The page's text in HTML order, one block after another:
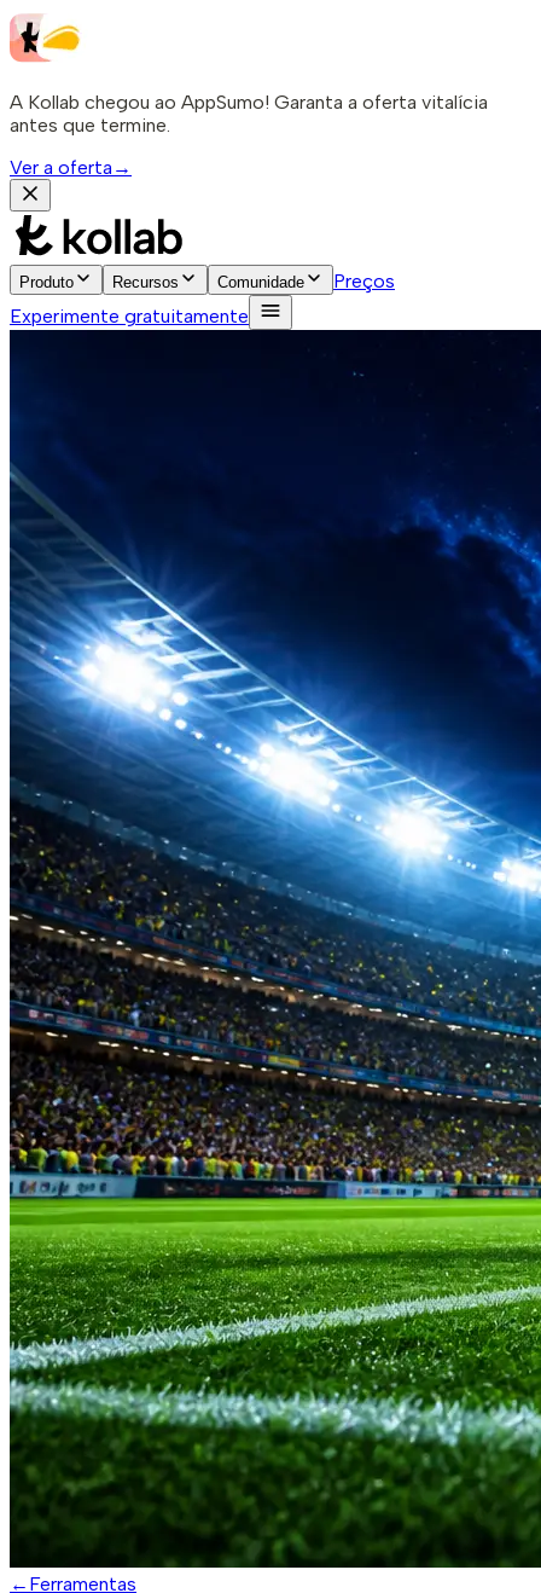
A Kollab chegou ao AppSumo! Garanta a oferta vitalícia
antes que termine.
Ver a oferta →
Produto Recursos Comunidade
Preços
Experimente gratuitamente
← Ferramentas